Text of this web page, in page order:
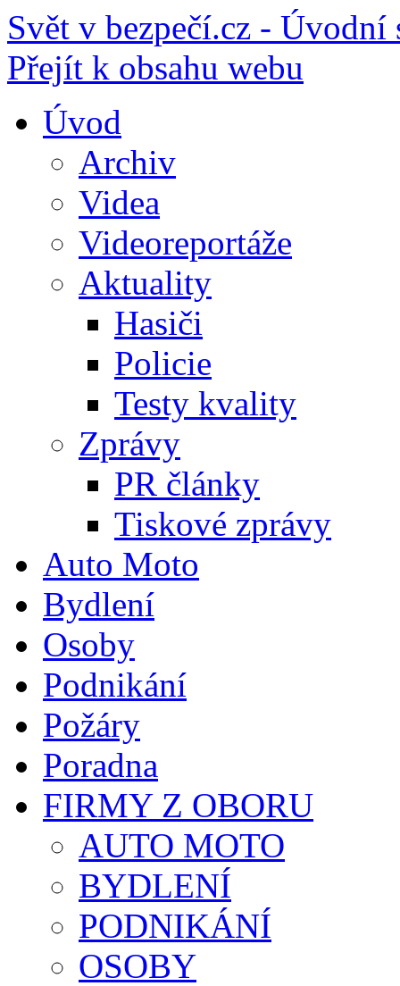
Svět v bezpečí.cz - Úvodní
Přejít k obsahu webu
Úvod
Archiv
Videa
Videoreportáže
Aktuality
Hasiči
Policie
Testy kvality
Zprávy
PR články
Tiskové zprávy
Auto Moto
Bydlení
Osoby
Podnikání
Požáry
Poradna
FIRMY Z OBORU
AUTO MOTO
BYDLENÍ
PODNIKÁNÍ
OSOBY